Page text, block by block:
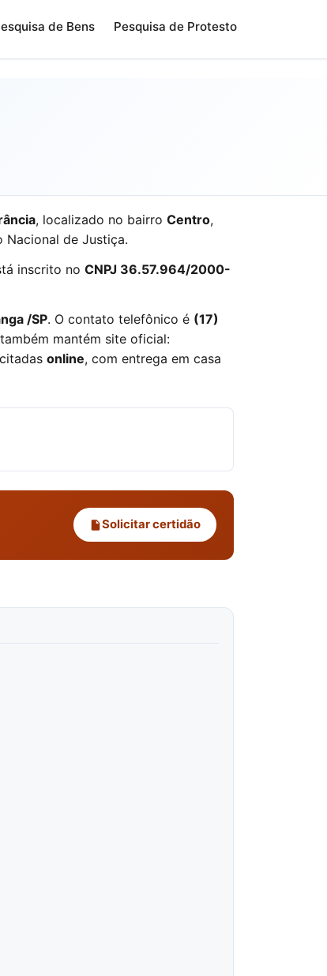
de Bens Pesquisa de Protesto
, localizado no bairro Centro,
Nacional de Justiça.
inscrito no CNPJ 36.57.964/2000-
/SP. O contato telefônico é (17)
mantém site oficial:
online, com entrega em casa
Solicitar certidão